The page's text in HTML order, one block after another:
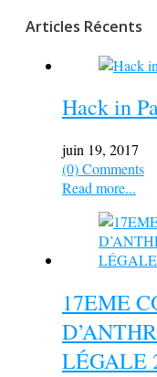
Articles Récents
Hack in
juin 19, 2017
(0) Comments
Read more...
17EME
LÉGALE